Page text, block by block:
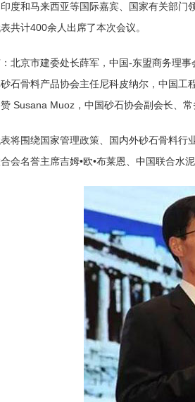
度和马来西亚等国际嘉宾、国家有关部
共计400余人出席了本次会议。
北京市建委处长薛军，中国-东盟商务理
石骨料产品协会主任尼科皮纳尔，中国
Susana Muoz，中国砂石协会副会长、常
将围绕国家管理政策、国内外砂石骨料
会名誉主席吉姆•欧•布莱恩、中国联合水